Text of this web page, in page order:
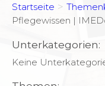
Startseite >
Pflegewissen |
Unterkategorien:
Keine